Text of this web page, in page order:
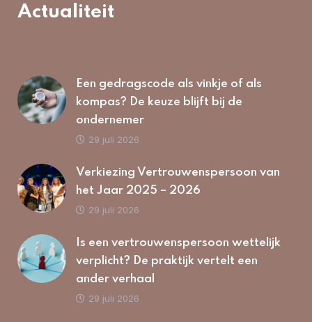
Actualiteit
Een gedragscode als vinkje of als
kompas? De keuze blijft bij de
ondernemer
29 juli 2026
Verkiezing Vertrouwenspersoon van
het Jaar 2025 – 2026
29 juli 2026
Is een vertrouwenspersoon wettelijk
verplicht? De praktijk vertelt een
ander verhaal
29 juli 2026